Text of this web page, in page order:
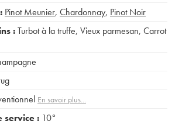
Pinot Meunier, Chardonnay, Pinot Noir
:Turbot à la truffe, Vieux parmesan, Carrot
En savoir plus...
service : 10°